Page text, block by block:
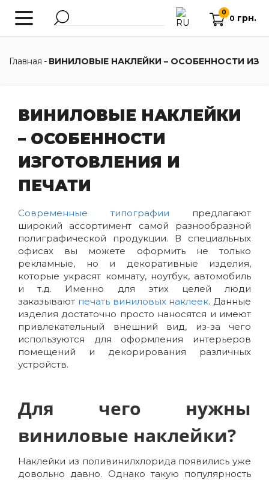
0
0 грн.
Главная - ВИНИЛОВЫЕ НАКЛЕЙКИ – ОСОБЕННОСТИ
ВИНИЛОВЫЕ НАКЛЕЙКИ
– ОСОБЕННОСТИ
ИЗГОТОВЛЕНИЯ И
ПЕЧАТИ
Современные типографии предлагают
широкий ассортимент самой разнообразной
полиграфической продукции. В специальных
офисах вы можете оформить не только
рекламные, но и декоративные изделия,
которые украсят комнату, ноутбук, автомобиль
и т.д. Именно для этих целей люди
заказывают печать виниловых наклеек. Данные
изделия достаточно просто наносятся и имеют
привлекательный внешний вид, из-за чего
используются для оформления интерьеров
помещений и декорирования различных
устройств.
Для чего нужны
виниловые наклейки?
Наклейки из поливинилхлорида появились уже
довольно давно. Однако такую популярность